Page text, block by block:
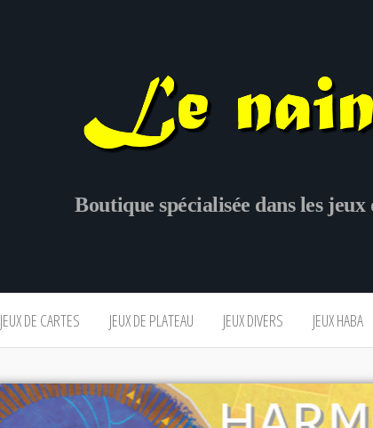
Boutique spécialisée dans les jeux
JEUX DE CARTES JEUX DE PLATEAU JEUX DIVERS JEUX HABA